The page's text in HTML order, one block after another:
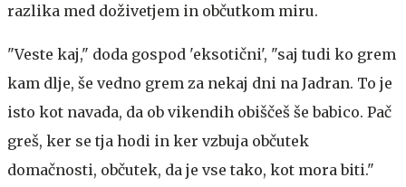
razlika med doživetjem in občutkom miru.
"Veste kaj," doda gospod 'eksotični', "saj tudi ko grem
kam dlje, še vedno grem za nekaj dni na Jadran. To je
isto kot navada, da ob vikendih obiščeš še babico. Pač
greš, ker se tja hodi in ker vzbuja občutek
domačnosti, občutek, da je vse tako, kot mora biti."